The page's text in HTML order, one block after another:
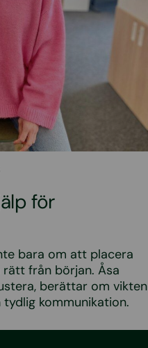
för
bara om att placera
från början. Åsa
berättar om vikten
kommunikation.